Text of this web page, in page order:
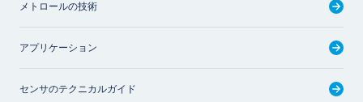
メトロールの技術
アプリケーション
センサのテクニカルガイド